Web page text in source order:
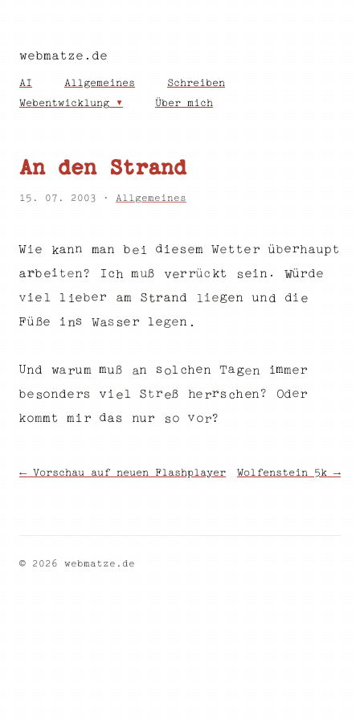
webmatze.de
AI Allgemeines Schreiben
Webentwicklung Über mich
An den Strand
15. 07. 2003 · Allgemeines
W i e kann man b e i d i e sem We t te r ü berhaup t
arb ei t en ? I c h muß ver rüc kt sei n . Würde
v i e l l ie ber am S trand l i egen un d di e
Fü ße i ns Was se r l egen .
U nd warum muß an s ol chen Tagen immer
be sonde rs v i e l S t r eß he rrs ch en ? Oder
kommt mi r das nur so v or?
← Vorschau auf neuen Flashplayer Wolfenstein 5k →
© 2026 webmatze.de